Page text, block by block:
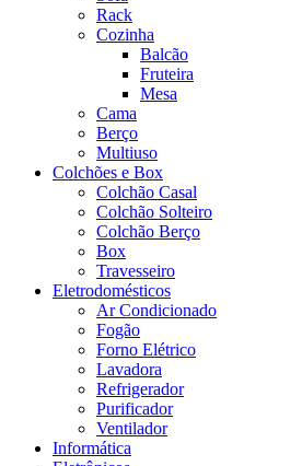
Rack
Cozinha
Balcão
Fruteira
Mesa
Cama
Berço
Multiuso
Colchões e Box
Colchão Casal
Colchão Solteiro
Colchão Berço
Box
Travesseiro
Eletrodomésticos
Ar Condicionado
Fogão
Forno Elétrico
Lavadora
Refrigerador
Purificador
Ventilador
Informática